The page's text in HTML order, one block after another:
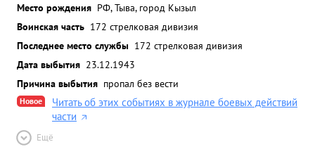
Место рождения РФ, Тыва, город Кызыл
Воинская часть 172 стрелковая дивизия
Последнее место службы 172 стрелковая дивизия
Дата выбытия 23.12.1943
Причина выбытия пропал без вести
Новое
Читать об этих событиях в журнале боевых действий
части
Ещё